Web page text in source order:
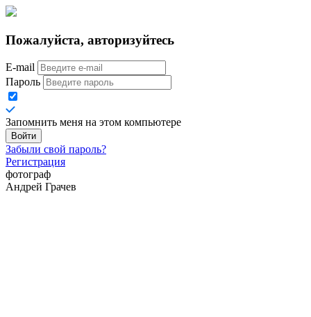
Пожалуйста, авторизуйтесь
E-mail
Пароль
Запомнить меня на этом компьютере
Забыли свой пароль?
Регистрация
фотограф
Андрей Грачев